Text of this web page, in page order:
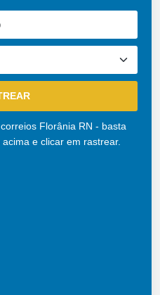
Florânia RN - basta
e clicar em rastrear.